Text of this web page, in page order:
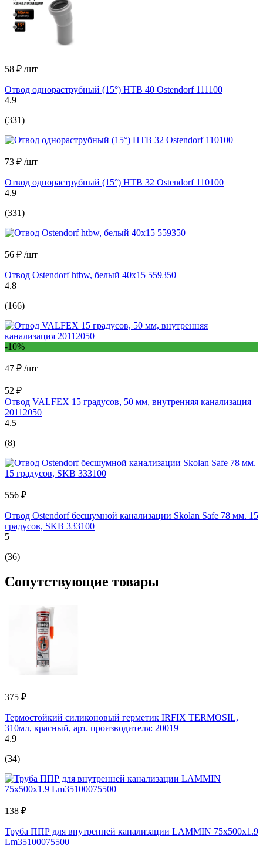
58 ₽ /шт
Отвод однораструбный (15°) HTB 40 Ostendorf 111100
4.9
(331)
73 ₽ /шт
Отвод однораструбный (15°) HTB 32 Ostendorf 110100
4.9
(331)
56 ₽ /шт
Отвод Ostendorf htbw, белый 40x15 559350
4.8
(166)
-10%
47 ₽ /шт
52 ₽
Отвод VALFEX 15 градусов, 50 мм, внутренняя канализация
20112050
4.5
(8)
556 ₽
Отвод Ostendorf бесшумной канализации Skolan Safe 78 мм. 15
градусов, SKB 333100
5
(36)
Сопутствующие товары
375 ₽
Термостойкий силиконовый герметик IRFIX TERMOSIL,
310мл, красный, арт. производителя: 20019
4.9
(34)
138 ₽
Труба ППР для внутренней канализации LAMMIN 75x500x1.9
Lm35100075500